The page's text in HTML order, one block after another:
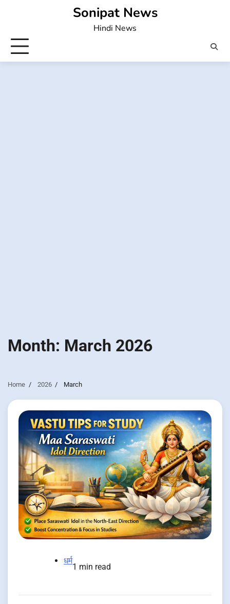
Sonipat News
Hindi News
Month: March 2026
Home 2026 March
धर्म
1 min read